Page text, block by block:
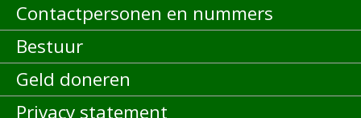
Contactpersonen en nummers
Bestuur
Geld doneren
Privacy statement